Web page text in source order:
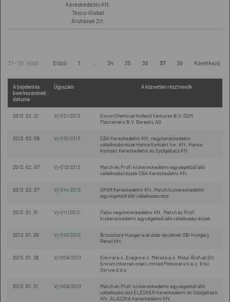
Kereskedelmi Kft.
Tesco-Global
Áruházak Zrt.
37 - 38. oldal Előző 1 34 35 36 37 38 Következő
A bejelentés
beérkezésének
dátuma
Ügyszám A közvetlen résztvevők
2013. 02. 21 Vj-021/2013
Exxon Chemical Holland Ventures B.V. DSM
Plastomers B.V. Borealis AG
2013. 02. 08 Vj-015/2013
CBA Kereskedelmi Kft. nagykereskedelmi
vállalkozásrésze Hansa Kontakt Inv. Kft. Hansa
Kontakt Kereskedelmi és Szolgáltató Kft.
2013. 02. 07 Vj-013/2013
Match és Profi kiskereskedelmi egységekből álló
vállalkozásrészek CBA Kereskedelmi Kft.
2013. 02. 07 Vj-014/2013
SPAR Kereskedelmi Kft. Match kiskereskedelmi
egységekből álló vállalkozásrész
2013. 01. 31 Vj-011/2013
Palóc nagykereskedelmi Kft. Match és Profi
kiskereskedelmi egységekből álló vállalkozásrészek
2013. 01. 29 Vj-010/2013
Bricostore Hungaria áruház-épületek OBI Hungary
Retail Kft.
2013. 01. 28 Vj-009/2013
Enviral a.s. Enagro a.s. Meroco a.s. Rossi Biofuel Zrt.
Envien International Limited Polnoservis a.s. Envi
Goriva d.d.o
2013. 01. 21 Vj-008/2013
Match és Profi kiskereskedelmi egységekből álló
vállalkozásrész ÉLÉSKER Kereskedelmi és Szolgáltató
Kft. ALASZKA Kereskedelmi Kft.